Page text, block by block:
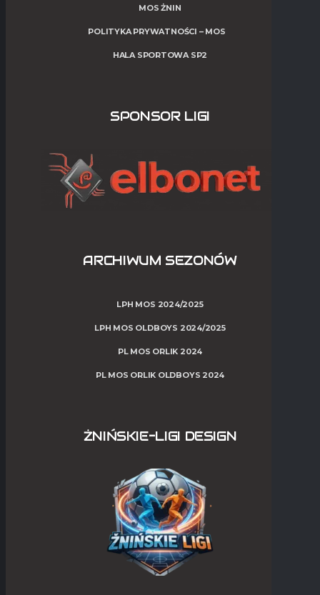
MOS ŻNIN
POLITYKA PRYWATNOŚCI – MOS
HALA SPORTOWA SP2
SPONSOR LIGI
ARCHIWUM SEZONÓW
LPH MOS 2024/2025
LPH MOS OLDBOYS 2024/2025
PL MOS ORLIK 2024
PL MOS ORLIK OLDBOYS 2024
ŻNIŃSKIE-LIGI DESIGN